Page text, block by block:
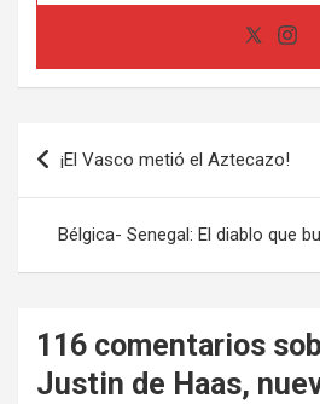
Navegación
de
entradas
¡El Vasco metió el Aztecazo!
Bélgica- Senegal: El diablo que
116 comentarios
Justin de Haas,